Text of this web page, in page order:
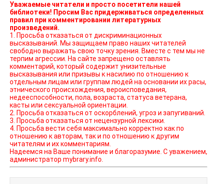
Уважаемые читатели и просто посетители нашей
библиотеки! Просим Вас придерживаться определенных
правил при комментировании литературных
произведений.
1. Просьба отказаться от дискриминационных
высказываний. Мы защищаем право наших читателей
свободно выражать свою точку зрения. Вместе с тем мы не
терпим агрессии. На сайте запрещено оставлять
комментарий, который содержит унизительные
высказывания или призывы к насилию по отношению к
отдельным лицам или группам людей на основании их расы,
этнического происхождения, вероисповедания,
недееспособности, пола, возраста, статуса ветерана,
касты или сексуальной ориентации.
2. Просьба отказаться от оскорблений, угроз и запугиваний.
3. Просьба отказаться от нецензурной лексики.
4. Просьба вести себя максимально корректно как по
отношению к авторам, так и по отношению к другим
читателям и их комментариям.
Надеемся на Ваше понимание и благоразумие. С уважением,
администратор mybrary.info.